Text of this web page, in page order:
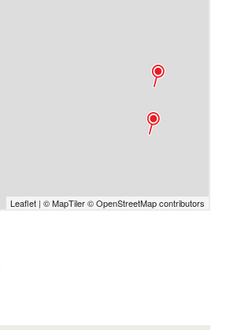
Leaflet | © MapTiler© OpenStreetMap contributors